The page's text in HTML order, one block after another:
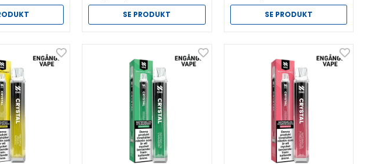
SE PRODUKT SE PRODUKT